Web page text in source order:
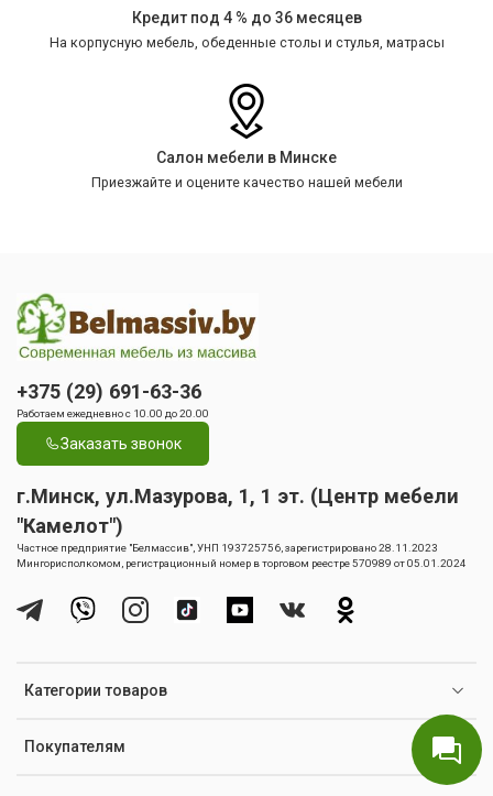
Кредит под 4 % до 36 месяцев
На корпусную мебель, обеденные столы и стулья, матрасы
Салон мебели в Минске
Приезжайте и оцените качество нашей мебели
Категории товаров
Покупателям
+375 (29) 691-63-36
Работаем ежедневно с 10.00 до 20.00
Заказать звонок
г.Минск, ул.Мазурова, 1, 1 эт. (Центр мебели
"Камелот")
Частное предприятие "Белмассив", УНП 193725756, зарегистрировано 28.11.2023
Мингорисполкомом, регистрационный номер в торговом реестре 570989 от 05.01.2024